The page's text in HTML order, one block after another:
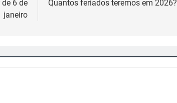
6 de
janeiro
Quantos feriados teremos em 2026?